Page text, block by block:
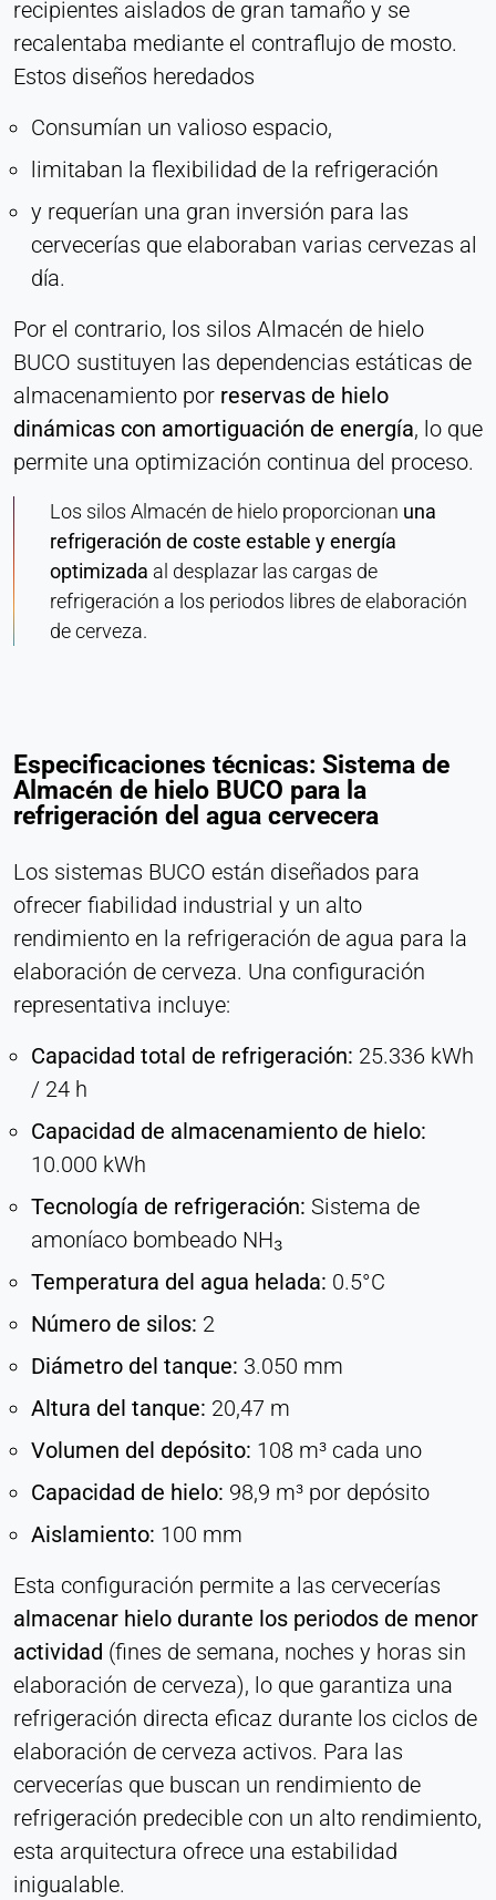
recipientes aislados de gran tamaño y se
recalentaba mediante el contraflujo de mosto.
Estos diseños heredados
Consumían un valioso espacio,
limitaban la flexibilidad de la refrigeración
y requerían una gran inversión para las
cervecerías que elaboraban varias cervezas al
día.
Por el contrario, los silos Almacén de hielo
BUCO sustituyen las dependencias estáticas de
almacenamiento por reservas de hielo
dinámicas con amortiguación de energía, lo que
permite una optimización continua del proceso.
Los silos Almacén de hielo proporcionan una
refrigeración de coste estable y energía
optimizada al desplazar las cargas de
refrigeración a los periodos libres de elaboración
de cerveza.
Especificaciones técnicas: Sistema de
Almacén de hielo BUCO para la
refrigeración del agua cervecera
Los sistemas BUCO están diseñados para
ofrecer fiabilidad industrial y un alto
rendimiento en la refrigeración de agua para la
elaboración de cerveza. Una configuración
representativa incluye:
Capacidad total de refrigeración: 25.336 kWh
/ 24 h
Capacidad de almacenamiento de hielo:
10.000 kWh
Tecnología de refrigeración: Sistema de
amoníaco bombeado NH₃
Temperatura del agua helada: 0.5°C
Número de silos: 2
Diámetro del tanque: 3.050 mm
Altura del tanque: 20,47 m
Volumen del depósito: 108 m³ cada uno
Capacidad de hielo: 98,9 m³ por depósito
Aislamiento: 100 mm
Esta configuración permite a las cervecerías
almacenar hielo durante los periodos de menor
actividad (fines de semana, noches y horas sin
elaboración de cerveza), lo que garantiza una
refrigeración directa eficaz durante los ciclos de
elaboración de cerveza activos. Para las
cervecerías que buscan un rendimiento de
refrigeración predecible con un alto rendimiento,
esta arquitectura ofrece una estabilidad
inigualable.